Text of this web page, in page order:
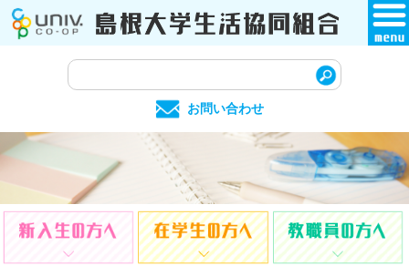
このページの本文へ
サ
索
お問い合わせ